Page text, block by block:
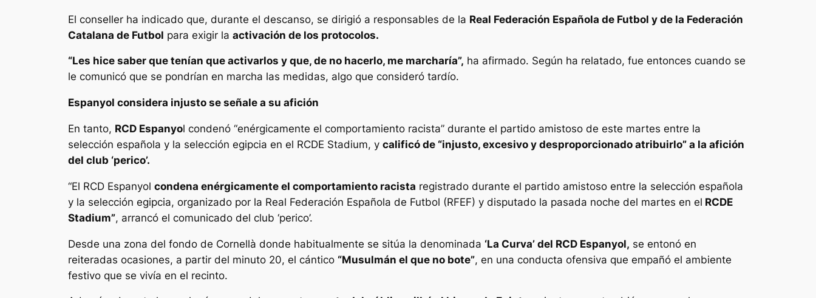
El conseller ha indicado que, durante el descanso, se dirigió a responsables de la Real Federación Española de Futbol y de la Federación
Catalana de Futbol para exigir la activación de los protocolos.
“Les hice saber que tenían que activarlos y que, de no hacerlo, me marcharía”, ha afirmado. Según ha relatado, fue entonces cuando se
le comunicó que se pondrían en marcha las medidas, algo que consideró tardío.
Espanyol considera injusto se señale a su afición
En tanto, RCD Espanyol condenó “enérgicamente el comportamiento racista” durante el partido amistoso de este martes entre la
selección española y la selección egipcia en el RCDE Stadium, y calificó de “injusto, excesivo y desproporcionado atribuirlo” a la afición
del club ‘perico’.
“El RCD Espanyol condena enérgicamente el comportamiento racista registrado durante el partido amistoso entre la selección española
y la selección egipcia, organizado por la Real Federación Española de Futbol (RFEF) y disputado la pasada noche del martes en el RCDE
Stadium”, arrancó el comunicado del club ‘perico’.
Desde una zona del fondo de Cornellà donde habitualmente se sitúa la denominada ‘La Curva’ del RCD Espanyol, se entonó en
reiteradas ocasiones, a partir del minuto 20, el cántico “Musulmán el que no bote”, en una conducta ofensiva que empañó el ambiente
festivo que se vivía en el recinto.